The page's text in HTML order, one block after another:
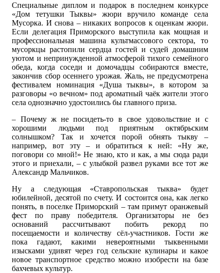
Специальные диплом и подарок в последнем конкурсе
«Дом тетушки Тыквы» жюри вручило команде села
Мусорка. И снова – никаких вопросов к оценкам жюри.
Если делегация Приморского выступила как мощная и
профессиональная машина культмассового сектора, то
мусоркцы растопили сердца гостей и судей домашним
уютом и непринужденной атмосферой тихого семейного
обеда, когда соседи и домочадцы собираются вместе,
закончив сбор осеннего урожая. Жаль, не предусмотрена
фестивалем номинация «Душа тыквы», в котором за
разговоры «о вечном» под ароматный чаёк жители этого
села однозначно удостоились бы главного приза.
– Почему ж не посидеть-то в свое удовольствие и с
хорошими людьми под приятным октябрьским
солнышком? Так и хочется порой обнять тыкву –
например, вот эту – и обратиться к ней: «Ну же,
поговори со мной!» Не знаю, кто и как, а мы сюда ради
этого и приехали, – с улыбкой развел руками все тот же
Александр Мальчиков.
Ну а следующая «Ставропольская тыква» будет
юбилейной, десятой по счету. И состоится она, как легко
понять, в поселке Приморский – там примут оранжевый
фест по праву победителя. Организаторы не без
оснований рассчитывают побить рекорд по
посещаемости и количеству сёл-участников. Гости же
пока гадают, какими невероятными тыквенными
изысками удивят через год сельские кулинары и какое
новое транспортное средство можно изобрести на базе
бахчевых культур.